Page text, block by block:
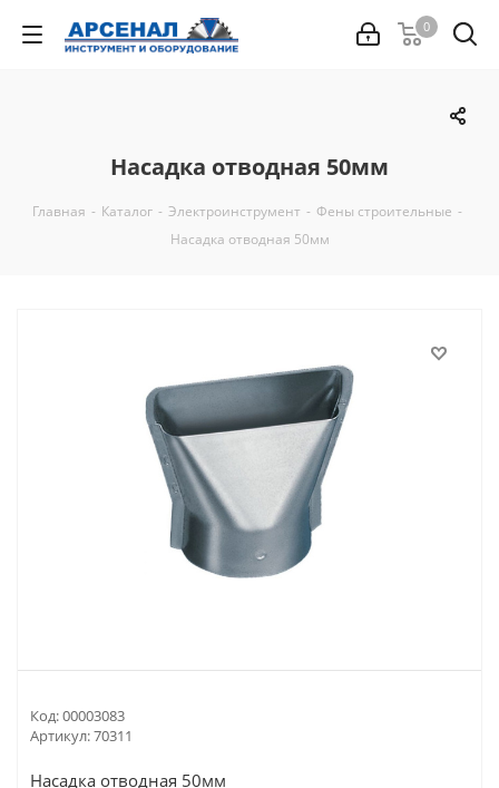
0
Насадка отводная 50мм
Главная - Каталог - Электроинструмент - Фены строительные -
Насадка отводная 50мм
Код:00003083
Артикул:70311
Насадка отводная 50мм